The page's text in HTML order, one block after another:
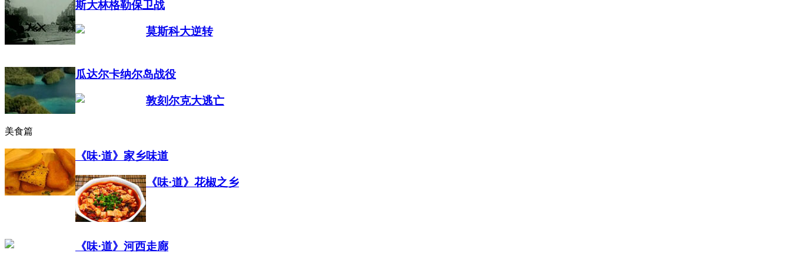
斯大林格勒保卫战
莫斯科大逆转
瓜达尔卡纳尔岛战役
敦刻尔克大逃亡
美食篇
《味·道》家乡味道
《味·道》花椒之乡
《味·道》河西走廊